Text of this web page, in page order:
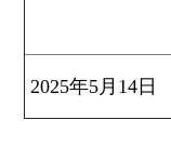
2025年5月14日